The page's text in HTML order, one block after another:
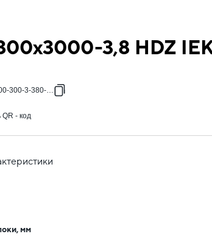
3,8 HDZ
300-3-380-HDZ
- код
мм